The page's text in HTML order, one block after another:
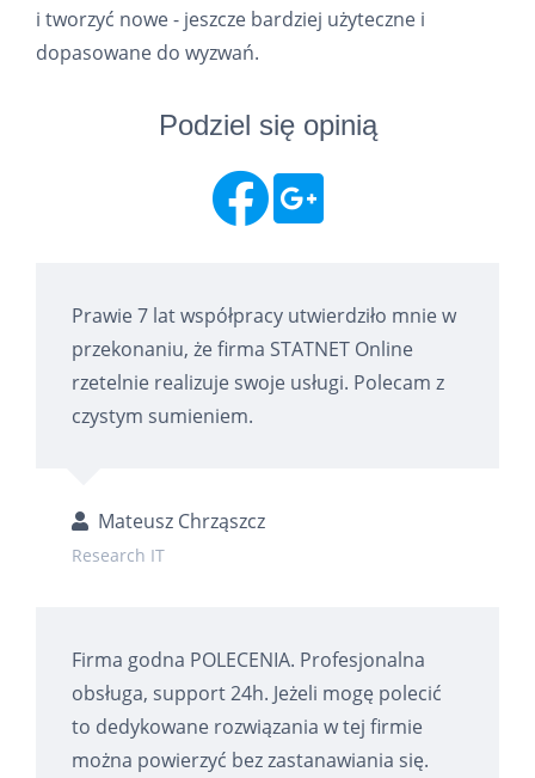
i tworzyć nowe - jeszcze bardziej użyteczne i
dopasowane do wyzwań.
Podziel się opinią
Prawie 7 lat współpracy utwierdziło mnie w
przekonaniu, że firma STATNET Online
rzetelnie realizuje swoje usługi. Polecam z
czystym sumieniem.
Mateusz Chrząszcz
Research IT
Firma godna POLECENIA. Profesjonalna
obsługa, support 24h. Jeżeli mogę polecić
to dedykowane rozwiązania w tej firmie
można powierzyć bez zastanawiania się.